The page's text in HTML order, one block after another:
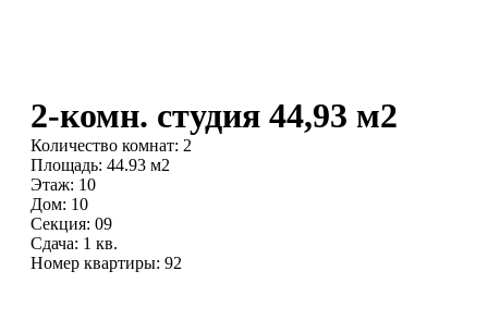
2-комн. студия 44,93 м2
Количество комнат: 2
Площадь: 44.93 м2
Этаж: 10
Дом: 10
Секция: 09
Сдача: 1 кв.
Номер квартиры: 92